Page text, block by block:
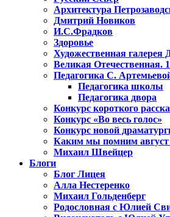
Архитектура
Дмитрий Новиков
И.С.Фрадков
Здоровье
Художественная
Великая Отечественная.
Педагогика С.
Педагогика школы
Педагогика двора
Конкурс короткого
Конкурс «Во весь голос»
Конкурс новой
Каким мы помним август
Михаил Швейцер
Блоги
Блог Лицея
Алла Нестеренко
Михаил Гольденберг
Родословная с Юлией